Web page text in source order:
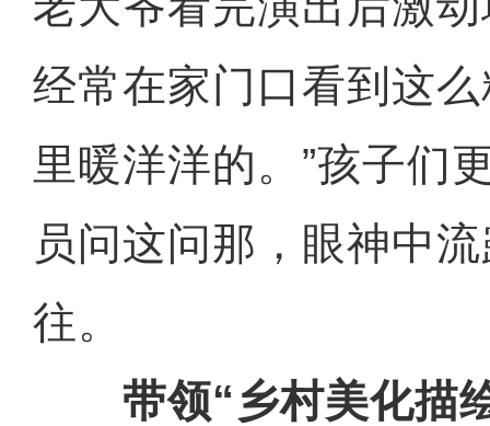
经常在家门口看到这
里暖洋洋的。”孩子们
员问这问那，眼神中
往。
带领“乡村美化描